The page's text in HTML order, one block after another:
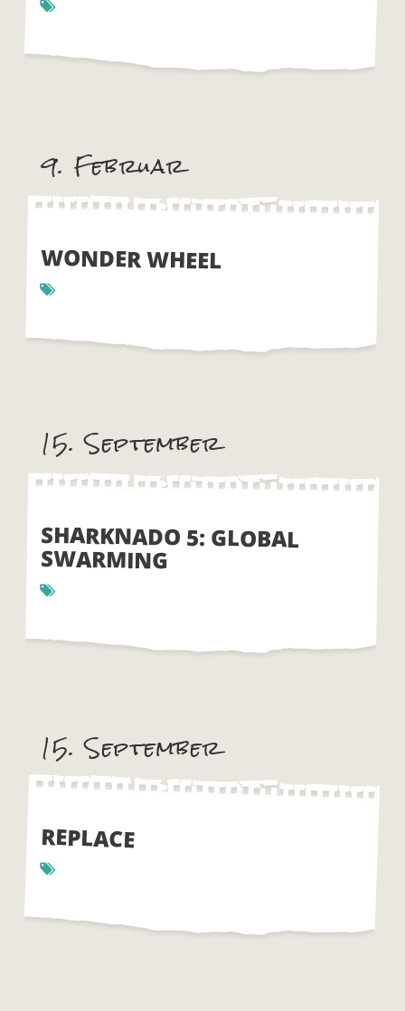
9. Februar
WONDER WHEEL
15. September
SHARKNADO 5: GLOBAL
SWARMING
15. September
REPLACE